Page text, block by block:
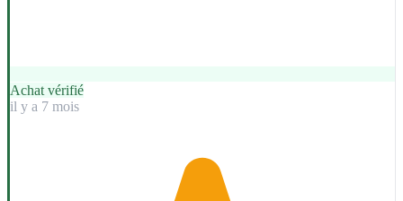
Achat vérifié
il y a 7 mois